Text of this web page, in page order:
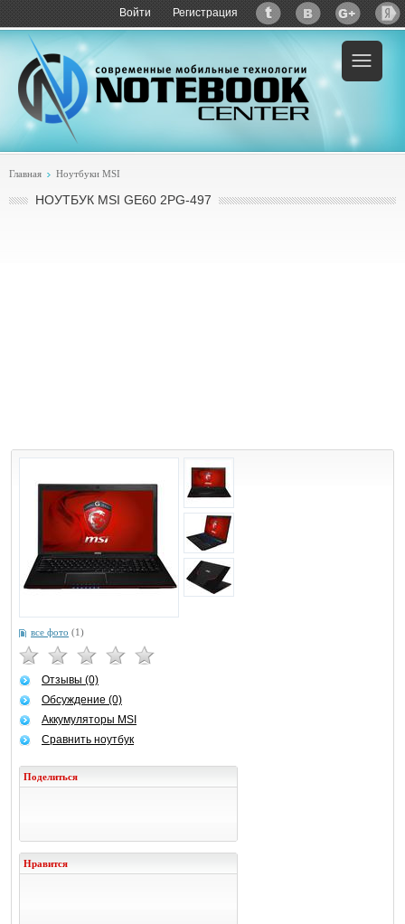
Войти Регистрация
Пример:купить MSI GE60 2PG-497
Главная Ноутбуки MSI
НОУТБУК MSI GE60 2PG-497
все фото (1)
Отзывы (0)
Обсуждение (0)
Аккумуляторы MSI
Сравнить ноутбук
Поделиться
Нравится